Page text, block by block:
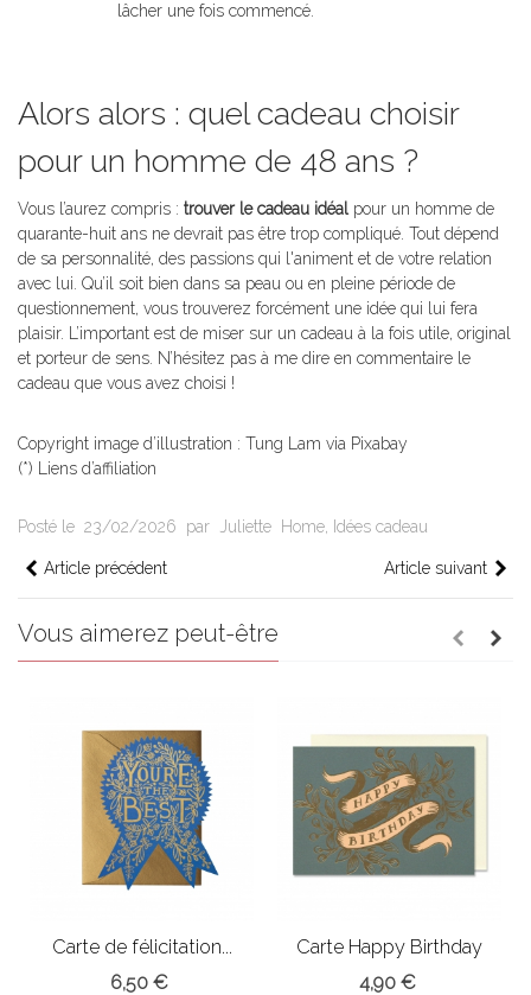
lâcher une fois commencé.
Alors alors : quel cadeau choisir
pour un homme de 48 ans ?
Vous l’aurez compris : trouver le cadeau idéalpour un homme de
quarante-huit ans ne devrait pas être trop compliqué. Tout dépend
de sa personnalité, des passions qui l'animent et de votre relation
avec lui. Qu’il soit bien dans sa peau ou en pleine période de
questionnement, vous trouverez forcément une idée qui lui fera
plaisir. L’important est de miser sur un cadeau à la fois utile, original
et porteur de sens. N’hésitez pas à me dire en commentaire le
cadeau que vous avez choisi !
Copyright image d’illustration : Tung Lam via Pixabay
(*) Liens d’affiliation
Posté le 23/02/2026 par Juliette Home, Idées cadeau
Article précédent Article suivant
Vous aimerez peut-être
Carte de félicitation...
6,50 €
Carte Happy Birthday
4,90 €